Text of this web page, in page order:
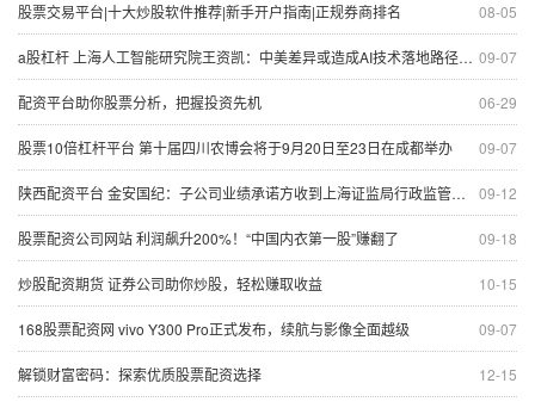
08-05
股票交易平台|十大炒股软件推荐|新手开户指南|正规券商排名
09-07
a股杠杆 上海人工智能研究院王资凯：中美差异或造成AI技术落地路径不一致 | REAL大会
06-29
配资平台助你股票分析，把握投资先机
09-07
股票10倍杠杆平台 第十届四川农博会将于9月20日至23日在成都举办
09-12
陕西配资平台 金安国纪：子公司业绩承诺方收到上海证监局行政监管措施决定书
09-18
股票配资公司网站 利润飙升200%！“中国内衣第一股”赚翻了
10-15
炒股配资期货 证券公司助你炒股，轻松赚取收益
09-07
168股票配资网 vivo Y300 Pro正式发布，续航与影像全面越级
12-15
解锁财富密码：探索优质股票配资选择